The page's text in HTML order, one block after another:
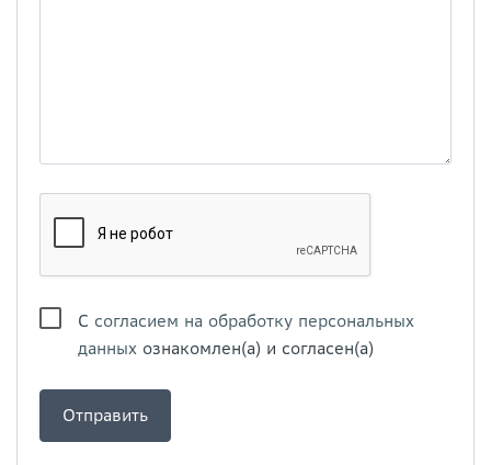
С согласием на обработку персональных
данных ознакомлен(а) и согласен(а)